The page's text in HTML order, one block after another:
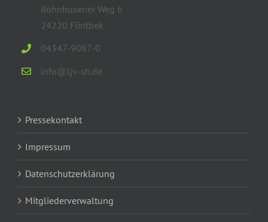
Böhnhusener Weg 6
24220 Flintbek
04347-9087-0
info@ljv-sh.de
Pressekontakt
Impressum
Datenschutzerklärung
Mitgliederverwaltung